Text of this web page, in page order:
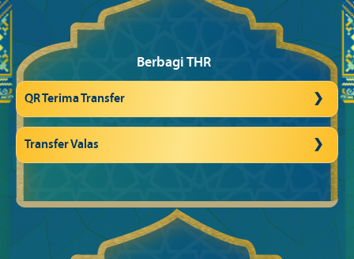
Berbagi THR
QR Terima Transfer
Transfer Valas